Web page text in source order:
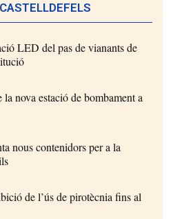
LED del pas de vianants de
nova estació de bombament a
nous contenidors per a la
de l’ús de pirotècnia fins al